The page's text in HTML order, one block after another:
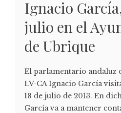
Ignacio
julio en el
de Ubrique
El parlamentario andaluz
LV-CA Ignacio García
18 de julio de 2013. En
García va a mantener